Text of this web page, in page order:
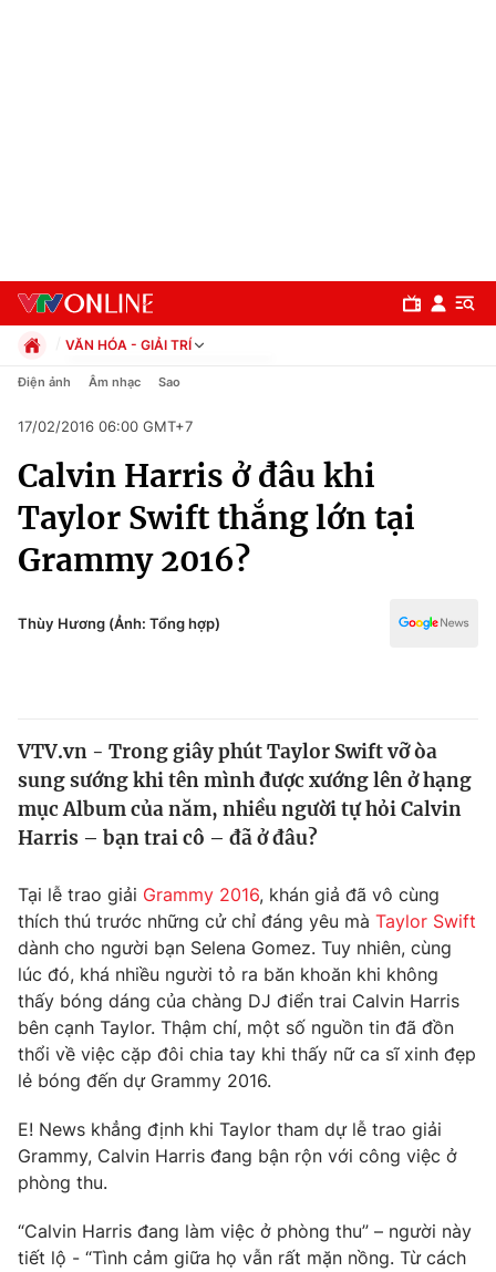
Chuyên mục
Chính trị
Xã hội
Pháp luật
Thế giới
Tin tức
Thế giới đó đây
Câu chuyện quốc tế
Kinh tế
Thị trường
Góc doanh nghiệp
Dữ liệu và đời sống
Truyền hình
Phim VTV
Hậu trường
Nhân vật
Khán giả
Giải sao mai
Giải trí
Điện ảnh
Sao
Đời sống
Du lịch
Làm đẹp
Giáo dục
Tuyển sinh
Học trực tuyến
Hitech Công nghệ tương lai
VĂN HÓA - GIẢI TRÍ
Chính trị
Pháp luật
Kinh tế
Thể thao
Truyền hình
Văn hóa - Giải trí
Công nghệ
Điện ảnh Âm nhạc Sao
17/02/2016 06:00 GMT+7
Calvin Harris ở đâu khi
Taylor Swift thắng lớn tại
Grammy 2016?
Thùy Hương (Ảnh: Tổng hợp)
VTV.vn - Trong giây phút Taylor Swift vỡ òa
sung sướng khi tên mình được xướng lên ở hạng
mục Album của năm, nhiều người tự hỏi Calvin
Harris – bạn trai cô – đã ở đâu?
Tại lễ trao giải Grammy 2016, khán giả đã vô cùng
thích thú trước những cử chỉ đáng yêu mà Taylor Swift
dành cho người bạn Selena Gomez. Tuy nhiên, cùng
lúc đó, khá nhiều người tỏ ra băn khoăn khi không
thấy bóng dáng của chàng DJ điển trai Calvin Harris
bên cạnh Taylor. Thậm chí, một số nguồn tin đã đồn
thổi về việc cặp đôi chia tay khi thấy nữ ca sĩ xinh đẹp
lẻ bóng đến dự Grammy 2016.
E! News khẳng định khi Taylor tham dự lễ trao giải
Grammy, Calvin Harris đang bận rộn với công việc ở
phòng thu.
“Calvin Harris đang làm việc ở phòng thu” – người này
tiết lộ - “Tình cảm giữa họ vẫn rất mặn nồng. Từ cách